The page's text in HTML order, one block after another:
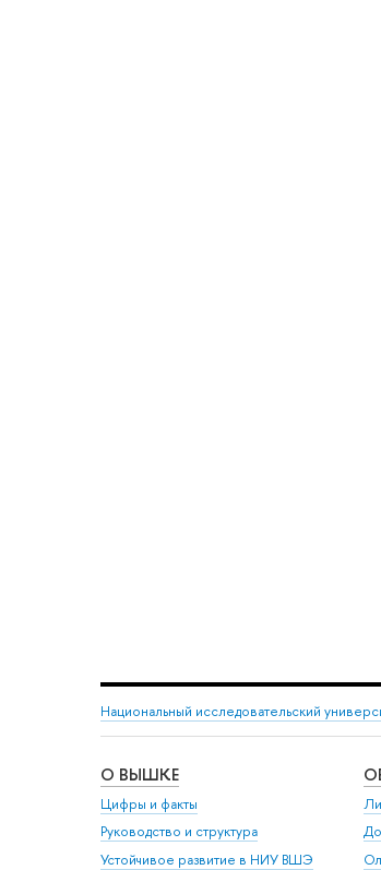
Национальный исследовательский
О ВЫШКЕ
Цифры и факты
Руководство и структура
Устойчивое развитие в НИУ ВШЭ